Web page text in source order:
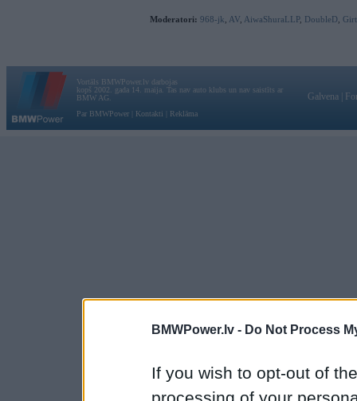
BMWPower.lv - Do Not Process
If you wish to opt-out of
processing of your
Moderatori: 968-jk AV AiwaShuraLLP, DoubleD
Vortāls BMWPower.lv darbojas
kopš 2002. gada 14. maija. Tas nav auto klubs un nav saistīts ar
BMW AG.
Par BMWPower
Kontakti Reklāma
Galvena